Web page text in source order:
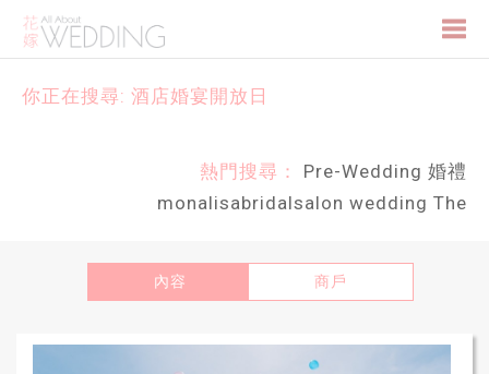
你正在搜尋: 酒店婚宴開放日
熱門搜尋： Pre-Wedding 婚禮
monalisabridalsalon wedding The
內容 商戶